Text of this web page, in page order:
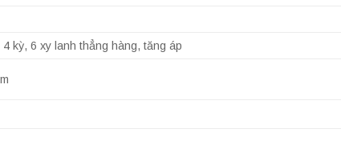
kỳ, 6 xy lanh thẳng hàng, tăng áp